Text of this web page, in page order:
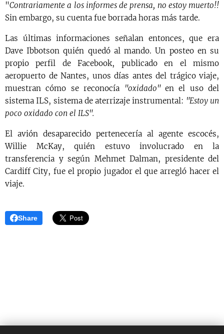
"Contrariamente a los informes de prensa, no estoy muerto!!
Sin embargo, su cuenta fue borrada horas más tarde.
Las últimas informaciones señalan entonces, que era
Dave Ibbotson quién quedó al mando. Un posteo en su
propio perfil de Facebook, publicado en el mismo
aeropuerto de Nantes, unos días antes del trágico viaje,
muestran cómo se reconocía
"oxidado"en el uso del
sistema ILS, sistema de aterrizaje instrumental: "Estoy un
poco oxidado con el ILS".
El avión desaparecido pertenecería al agente escocés,
Willie McKay, quién estuvo involucrado en la
transferencia y según Mehmet Dalman, presidente del
Cardiff City, fue el propio jugador el que arregló hacer el
viaje.
Share